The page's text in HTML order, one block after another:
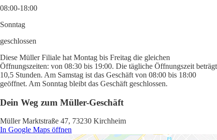
08:00-18:00
Sonntag
geschlossen
Diese Müller Filiale hat Montag bis Freitag die gleichen
Öffnungszeiten: von 08:30 bis 19:00. Die tägliche Öffnungszeit beträgt
10,5 Stunden. Am Samstag ist das Geschäft von 08:00 bis 18:00
geöffnet. Am Sonntag bleibt das Geschäft geschlossen.
Dein Weg zum Müller-Geschäft
Müller Marktstraße 47, 73230 Kirchheim
In Google Maps öffnen